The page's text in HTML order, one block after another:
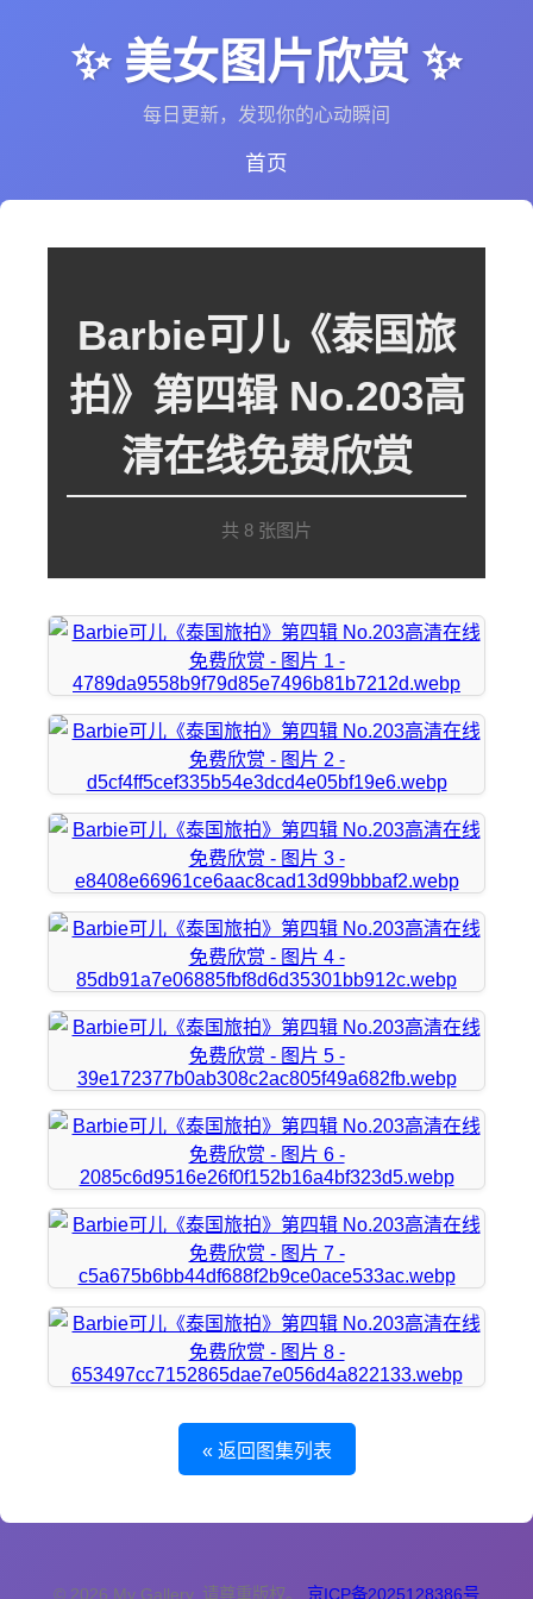
✨ 美女图片欣赏 ✨
每日更新，发现你的心动瞬间
首页
Barbie可儿《泰国旅
拍》第四辑 No.203高
清在线免费欣赏
共 8 张图片
« 返回图集列表
© 2026 My Gallery. 请尊重版权。 京ICP备2025128386号